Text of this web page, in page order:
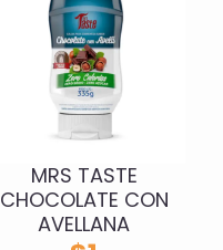
MRS TASTE
CHOCOLATE CON
AVELLANA